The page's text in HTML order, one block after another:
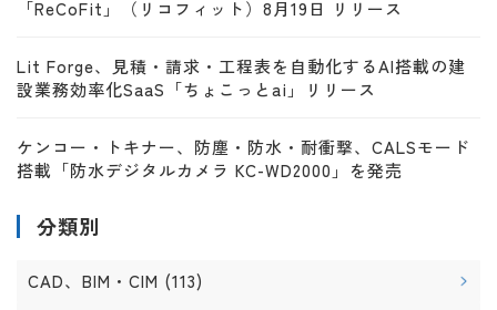
「ReCoFit」（リコフィット）8月19日 リリース
Lit Forge、見積・請求・工程表を自動化するAI搭載の建
設業務効率化SaaS「ちょこっとai」リリース
ケンコー・トキナー、防塵・防水・耐衝撃、CALSモード
搭載「防水デジタルカメラ KC-WD2000」を発売
分類別
CAD、BIM・CIM (113)